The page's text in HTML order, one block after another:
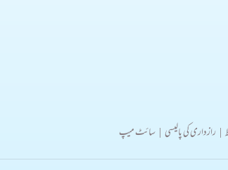
| رازداری کی پالیسی | سائٹ میپ